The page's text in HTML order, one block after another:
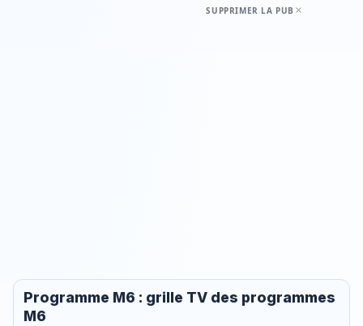
SUPPRIMER LA PUB
Programme M6 : grille TV des programmes
M6